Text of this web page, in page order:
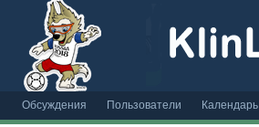
Обсуждения Пользователи Календарь